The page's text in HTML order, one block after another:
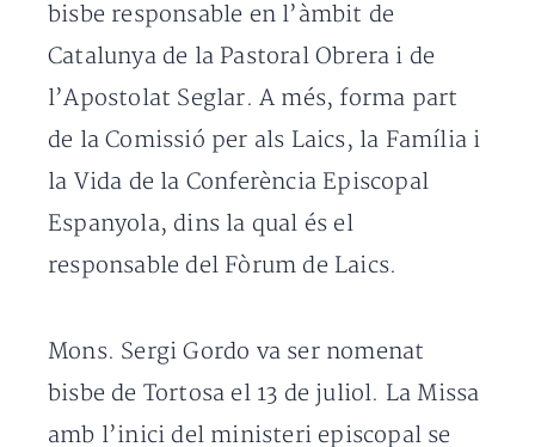
bisbe responsable en l’àmbit de
Catalunya de la Pastoral Obrera i de
l’Apostolat Seglar. A més, forma part
de la Comissió per als Laics, la Família i
la Vida de la Conferència Episcopal
Espanyola, dins la qual és el
responsable del Fòrum de Laics.
Mons. Sergi Gordo va ser nomenat
bisbe de Tortosa el 13 de juliol. La Missa
amb l’inici del ministeri episcopal se